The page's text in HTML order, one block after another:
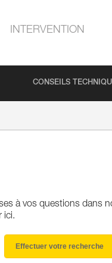
INTERVENTION
CONSEILS
à vos questions dans
ici.
Effectuer votre recherche